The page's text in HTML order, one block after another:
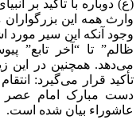
(ع) دوباره با تأکید بر
وارث همه این
وجود آنکه این سیر مورد
ظالم” تا “آخر تابع”
می‌دهد. همچنین در این
تأکید قرار می‌گیرد:
دست مبارک امام عصر
عاشوراء بیان شده است.